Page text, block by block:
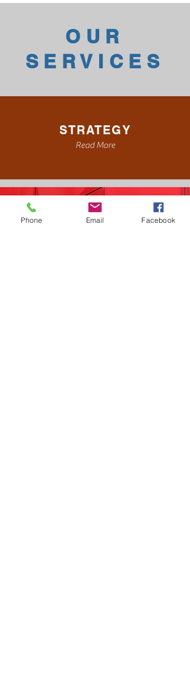
OUR
SERVICES
STRATEGY
Read More
Phone Email Facebook